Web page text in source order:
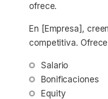
ofrece.
En [Empresa],
competitiva.
Salario
Bonificaciones
Equity